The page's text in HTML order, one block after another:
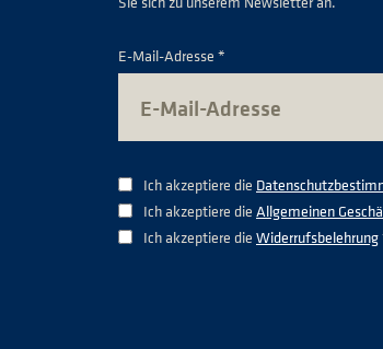
E-Mail-Adresse *
Ich akzeptiere die
Ich akzeptiere die Allgemeinen
Ich akzeptiere die Widerrufsbelehrung